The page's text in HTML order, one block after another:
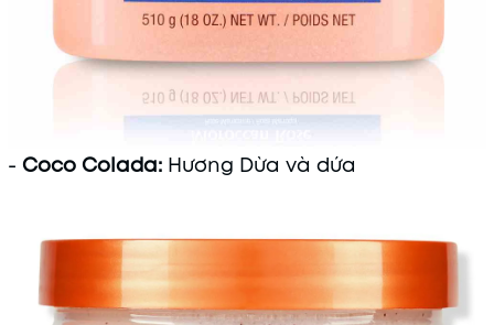
- Coco Colada: Hương Dừa và dứa